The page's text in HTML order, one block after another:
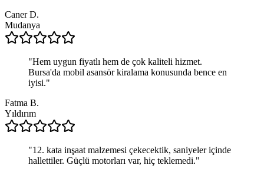
Caner D.
Mudanya
"Hem uygun fiyatlı hem de çok kaliteli hizmet.
Bursa'da mobil asansör kiralama konusunda bence en
iyisi."
Fatma B.
Yıldırım
"12. kata inşaat malzemesi çekecektik, saniyeler içinde
hallettiler. Güçlü motorları var, hiç teklemedi."